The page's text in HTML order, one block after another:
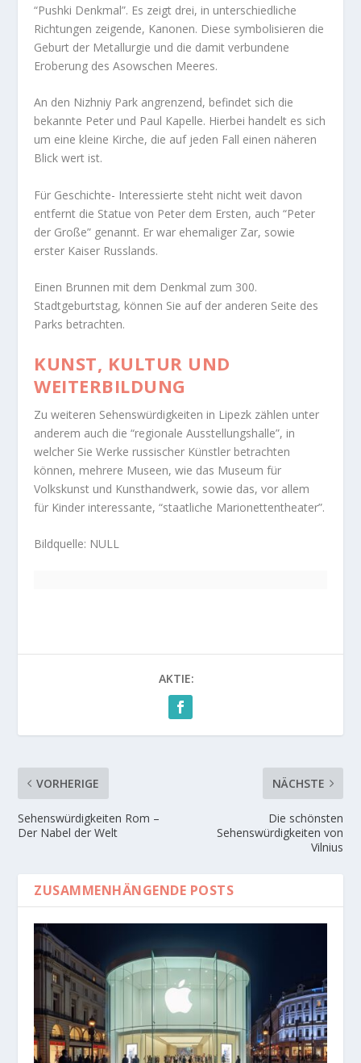
“Pushki Denkmal”. Es zeigt drei, in unterschiedliche
Richtungen zeigende, Kanonen. Diese symbolisieren die
Geburt der Metallurgie und die damit verbundene
Eroberung des Asowschen Meeres.
An den Nizhniy Park angrenzend, befindet sich die
bekannte Peter und Paul Kapelle. Hierbei handelt es sich
um eine kleine Kirche, die auf jeden Fall einen näheren
Blick wert ist.
Für Geschichte- Interessierte steht nicht weit davon
entfernt die Statue von Peter dem Ersten, auch “Peter
der Große” genannt. Er war ehemaliger Zar, sowie
erster Kaiser Russlands.
Einen Brunnen mit dem Denkmal zum 300.
Stadtgeburtstag, können Sie auf der anderen Seite des
Parks betrachten.
KUNST, KULTUR UND
WEITERBILDUNG
Zu weiteren Sehenswürdigkeiten in Lipezk zählen unter
anderem auch die “regionale Ausstellungshalle”, in
welcher Sie Werke russischer Künstler betrachten
können, mehrere Museen, wie das Museum für
Volkskunst und Kunsthandwerk, sowie das, vor allem
für Kinder interessante, “staatliche Marionettentheater”.
Bildquelle: NULL
AKTIE:
VORHERIGE
Sehenswürdigkeiten Rom –
Der Nabel der Welt
NÄCHSTE
Die schönsten
Sehenswürdigkeiten von
Vilnius
ZUSAMMENHÄNGENDE POSTS